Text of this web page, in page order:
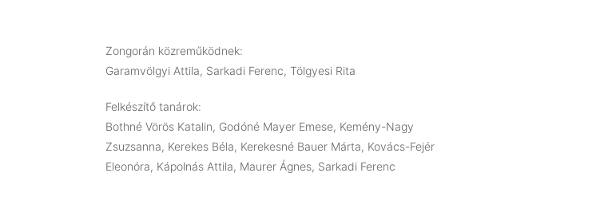
Zongorán közreműködnek:
Garamvölgyi Attila, Sarkadi Ferenc, Tölgyesi Rita
Felkészítő tanárok:
Bothné Vörös Katalin, Godóné Mayer Emese, Kemény-Nagy
Zsuzsanna, Kerekes Béla, Kerekesné Bauer Márta, Kovács-Fejér
Eleonóra, Kápolnás Attila, Maurer Ágnes, Sarkadi Ferenc